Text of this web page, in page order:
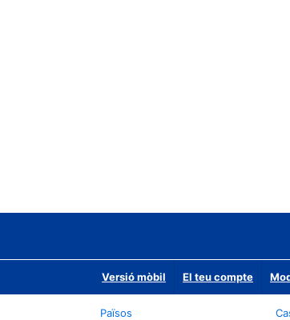
Versió mòbil El teu compte
Països